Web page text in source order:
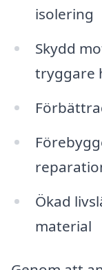
isolering
Skydd
tryggare
Ökad
material